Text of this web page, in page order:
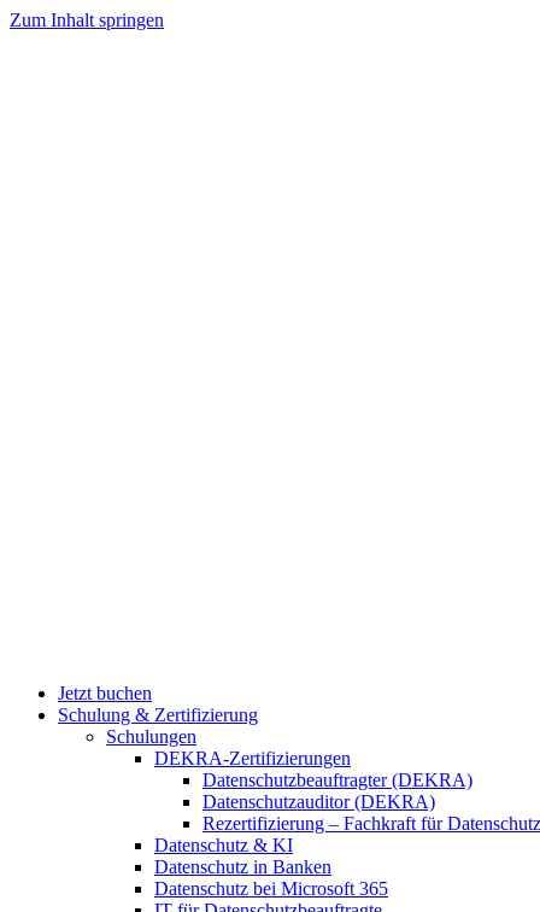
Zum Inhalt springen
Jetzt buchen
Schulung & Zertifizierung
Schulungen
DEKRA-Zertifizierungen
Datenschutzbeauftragter (DEKRA)
Datenschutzauditor (DEKRA)
Rezertifizierung – Fachkraft für
Datenschutz & KI
Datenschutz in Banken
Datenschutz bei Microsoft 365